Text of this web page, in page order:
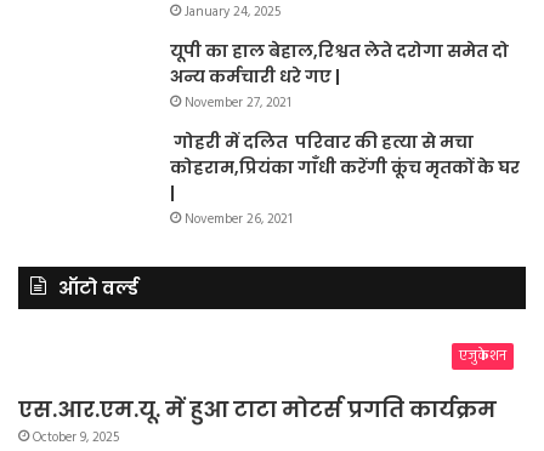
January 24, 2025
यूपी का हाल बेहाल,रिश्वत लेते दरोगा समेत दो
अन्य कर्मचारी धरे गए |
November 27, 2021
गोहरी में दलित परिवार की हत्या से मचा
कोहराम,प्रियंका गाँधी करेंगी कूंच मृतकों के घर
|
November 26, 2021
ऑटो वर्ल्ड
एजुकेशन
एस.आर.एम.यू. में हुआ टाटा मोटर्स प्रगति कार्यक्रम
October 9, 2025